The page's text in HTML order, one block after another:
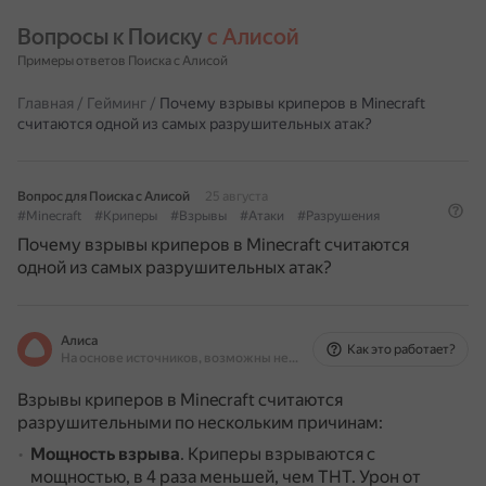
Вопросы к Поиску с Алисой
Примеры ответов Поиска с Алисой
Главная / Гейминг / Почему взрывы криперов в Minecraft
считаются одной из самых разрушительных атак?
Вопрос для Поиска с Алисой
25 августа
#Minecraft
#Криперы #Взрывы #Атаки #Разрушения
Почему взрывы криперов в Minecraft считаются
одной из самых разрушительных атак?
Алиса
На основе источников, возможны неточности
Как это работает?
Взрывы криперов в Minecraft считаются
разрушительными по нескольким причинам:
Мощность взрыва. Криперы взрываются с
мощностью, в 4 раза меньшей, чем ТНТ. Урон от